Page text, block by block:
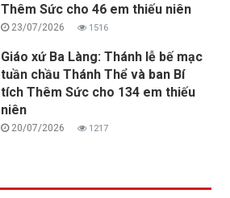
Thêm Sức cho 46 em thiếu niên
23/07/2026 1516
Giáo xứ Ba Làng: Thánh lễ bế mạc
tuần chầu Thánh Thể và ban Bí
tích Thêm Sức cho 134 em thiếu
niên
20/07/2026 1217